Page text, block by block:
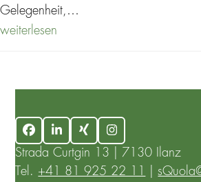
Gelegenheit,…
weiterlesen
FacebookLinkedInXing
Instagram
Strada Curtgin 13 | 7130 Ilanz
Tel. +41 81 925 22 11 |